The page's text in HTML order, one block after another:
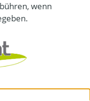
wenn